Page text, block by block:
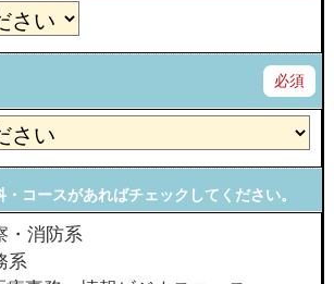
必須
・コースがあればチェックしてください。
・消防系
系